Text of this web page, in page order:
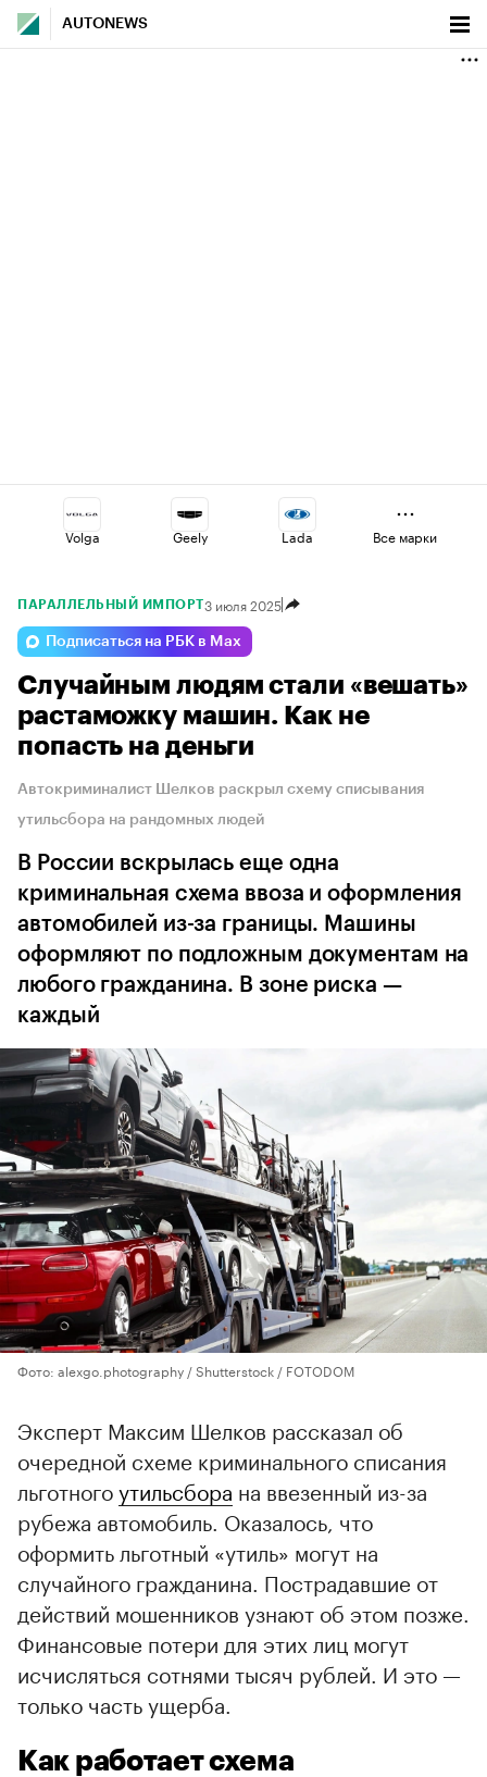
AUTONEWS
Volga Geely Lada
Jaecoo Esteo Voyah
Omoda Changan Haval
Все марки
ПАРАЛЛЕЛЬНЫЙ ИМПОРТ3 июля 2025
Подписаться на РБК в Max
Случайным людям стали «вешать»
растаможку машин. Как не
попасть на деньги
Автокриминалист Шелков раскрыл схему списывания
утильсбора на рандомных людей
В России вскрылась еще одна
криминальная схема ввоза и оформления
автомобилей из-за границы. Машины
оформляют по подложным документам на
любого гражданина. В зоне риска —
каждый
Фото: alexgo.photography / Shutterstock / FOTODOM
Эксперт Максим Шелков рассказал об
очередной схеме криминального списания
льготногоутильсбора на ввезенный из-за
рубежа автомобиль. Оказалось, что
оформить льготный «утиль» могут на
случайного гражданина. Пострадавшие от
действий мошенников узнают об этом позже.
Финансовые потери для этих лиц могут
исчисляться сотнями тысяч рублей. И это —
только часть ущерба.
Как работает схема